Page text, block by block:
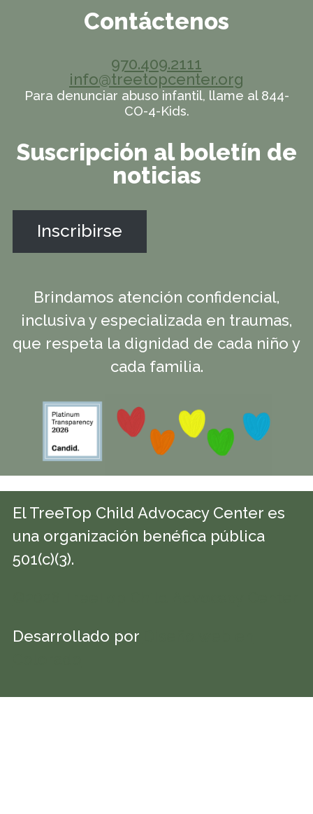
Contáctenos
970.409.2111
info@treetopcenter.org
Para denunciar abuso infantil, llame al 844-
CO-4-Kids.
Suscripción al boletín de
noticias
Inscribirse
Brindamos atención confidencial,
inclusiva y especializada en traumas,
que respeta la dignidad de cada niño y
cada familia.
El TreeTop Child Advocacy Center es
una organización benéfica pública
501(c)(3).
Desarrollado por